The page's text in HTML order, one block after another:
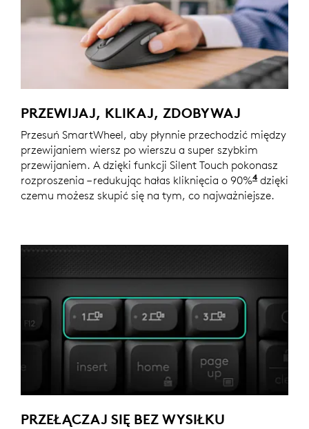
PRZEWIJAJ, KLIKAJ, ZDOBYWAJ
Przesuń SmartWheel, aby płynnie przechodzić między
przewijaniem wiersz po wierszu a super szybkim
przewijaniem. A dzięki funkcji Silent Touch pokonasz
rozproszenia – redukując hałas kliknięcia o 90%4Hałas
dzięki
czemu możesz skupić się na tym, co najważniejsze.
PRZEŁĄCZAJ SIĘ BEZ WYSIŁKU